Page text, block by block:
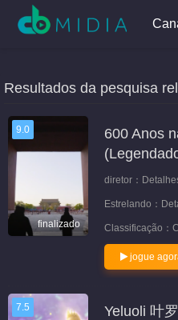
Resultados da pesquisa
9.0
finalizado
600 Anos
diretor：
Estrelando：
Classificação：
jogue
7.5
Yeluoli 叶